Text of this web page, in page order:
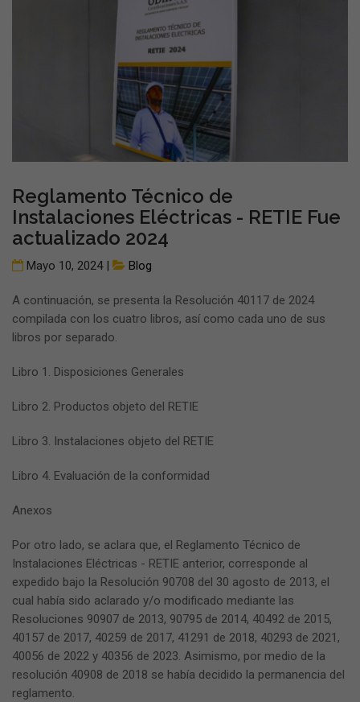
Reglamento Técnico de
Instalaciones Eléctricas - RETIE Fue
actualizado 2024
Mayo 10, 2024 | Blog
A continuación, se presenta la Resolución 40117 de 2024
compilada con los cuatro libros, así como cada uno de sus
libros por separado.
Libro 1. Disposiciones Generales
Libro 2. Productos objeto del RETIE
Libro 3. Instalaciones objeto del RETIE
Libro 4. Evaluación de la conformidad
Anexos
Por otro lado, se aclara que, el Reglamento Técnico de
Instalaciones Eléctricas - RETIE anterior, corresponde al
expedido bajo la Resolución 90708 del 30 agosto de 2013, el
cual había sido aclarado y/o modificado mediante las
Resoluciones 90907 de 2013, 90795 de 2014, 40492 de 2015,
40157 de 2017, 40259 de 2017, 41291 de 2018, 40293 de 2021,
40056 de 2022 y 40356 de 2023. Asimismo, por medio de la
resolución 40908 de 2018 se había decidido la permanencia del
reglamento.